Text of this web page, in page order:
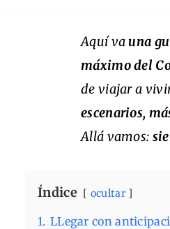
Aquí vauna
máximo del
de viajar a
escenarios,
Allá vamos:
Índice ocultar
1. LLegar con